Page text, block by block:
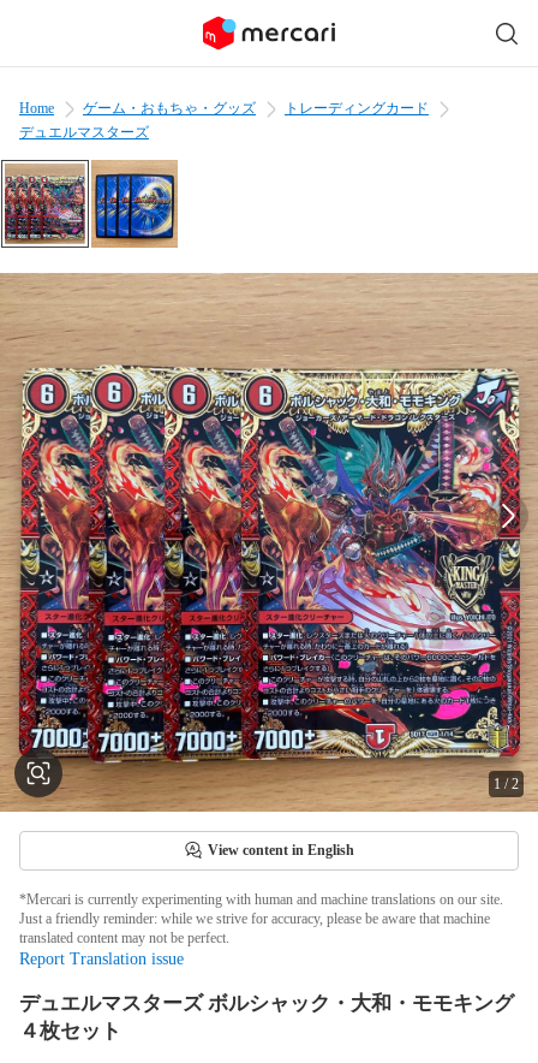
Home ゲーム・おもちゃ・グッズ
トレーディングカード
デュエルマスターズ
1 /2
View content in English
*Mercari is currently experimenting with human and machine translations on our site.
Just a friendly reminder: while we strive for accuracy, please be aware that machine
translated content may not be perfect.
Report Translation issue
デュエルマスターズ ボルシャック・大和・モモキング
４枚セット